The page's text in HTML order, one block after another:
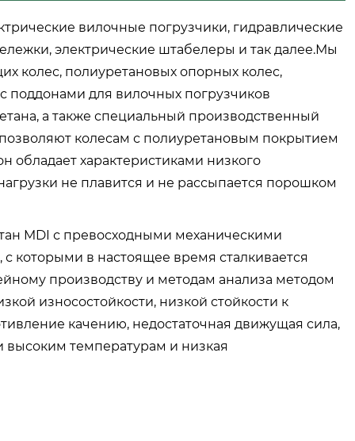
вилочные погрузчики, гидравлические
электрические штабелеры и так далее.Мы
колес, полиуретановых опорных колес,
поддонами для вилочных погрузчиков
а также специальный производственный
колесам с полиуретановым покрытием
характеристиками низкого
не плавится и не рассыпается порошком
MDI с превосходными механическими
которыми в настоящее время сталкивается
производству и методам анализа методом
износостойкости, низкой стойкости к
качению, недостаточная движущая сила,
высоким температурам и низкая